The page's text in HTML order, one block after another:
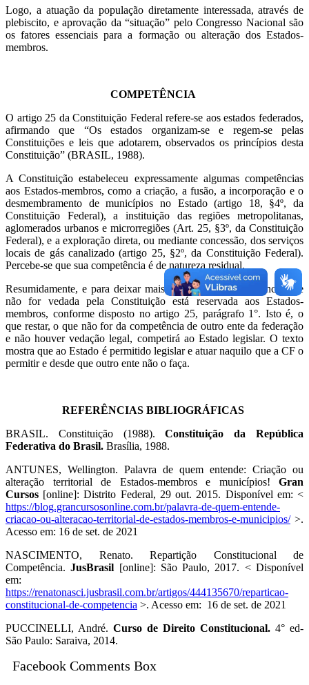
Logo, a atuação da população diretamente interessada, através de
plebiscito, e aprovação da “situação” pelo Congresso Nacional são
os fatores essenciais para a formação ou alteração dos Estados-
membros.
COMPETÊNCIA
O artigo 25 da Constituição Federal refere-se aos estados federados,
afirmando que “Os estados organizam-se e regem-se pelas
Constituições e leis que adotarem, observados os princípios desta
Constituição” (BRASIL, 1988).
A Constituição estabeleceu expressamente algumas competências
aos Estados-membros, como a criação, a fusão, a incorporação e o
desmembramento de municípios no Estado (artigo 18, §4º, da
Constituição Federal), a instituição das regiões metropolitanas,
aglomerados urbanos e microrregiões (Art. 25, §3º, da Constituição
Federal), e a exploração direta, ou mediante concessão, dos serviços
locais de gás canalizado (artigo 25, §2º, da Constituição Federal).
Percebe-se que sua competência é de natureza residual.
Resumidamente, e para deixar mais sucinto, toda competência que
não for vedada pela Constituição está reservada aos Estados-
membros, conforme disposto no artigo 25, parágrafo 1°. Isto é, o
que restar, o que não for da competência de outro ente da federação
e não houver vedação legal, competirá ao Estado legislar. O texto
mostra que ao Estado é permitido legislar e atuar naquilo que a CF o
permitir e desde que outro ente não o faça.
REFERÊNCIAS BIBLIOGRÁFICAS
BRASIL. Constituição (1988).Constituição da República
Federativa do Brasil. Brasília, 1988.
ANTUNES, Wellington. Palavra de quem entende: Criação ou
alteração territorial de Estados-membros e municípios! Gran
Cursos [online]: Distrito Federal, 29 out. 2015. Disponível em: <
https://blog.grancursosonline.com.br/palavra-de-quem-entende-
criacao-ou-alteracao-territorial-de-estados-membros-e-municipios/>.
Acesso em: 16 de set. de 2021
NASCIMENTO, Renato. Repartição Constitucional de
Competência.JusBrasil [online]: São Paulo, 2017. < Disponível
em:
https://renatonasci.jusbrasil.com.br/artigos/444135670/reparticao-
constitucional-de-competencia >. Acesso em: 16 de set. de 2021
PUCCINELLI, André. Curso de Direito Constitucional. 4° ed-
São Paulo: Saraiva, 2014.
Facebook Comments Box